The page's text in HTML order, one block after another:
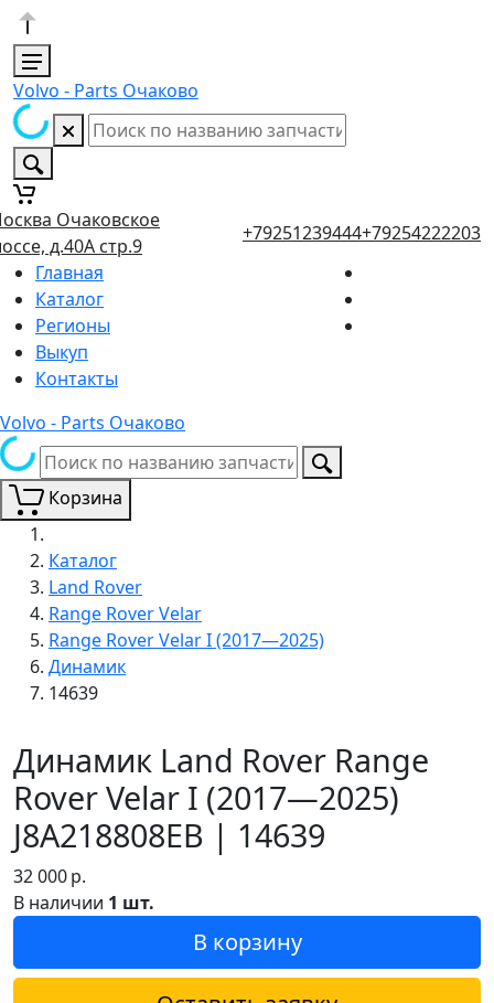
Volvo - Parts Очаково
Очаковское
д.40А стр.9
+79251239444+79254222203
Главная
Каталог
Регионы
Выкуп
Контакты
Volvo - Parts Очаково
Корзина
Каталог
Land Rover
Range Rover Velar
Range Rover Velar I (2017—2025)
Динамик
14639
Динамик Land Rover Range
Rover Velar I (2017—2025)
J8A218808EB | 14639
32 000р.
В наличии 1 шт.
В корзину